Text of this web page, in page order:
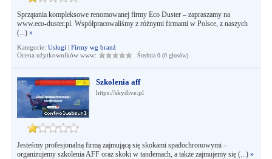
Sprzątania kompleksowe renomowanej firmy Eco Duster – zapraszamy na
www.eco-duster.pl. Współpracowaliśmy z różnymi firmami w Polsce, z naszych
(...) »
Kategorie: Usługi | Firmy wg branż
Ocena użytkowników www:
Średnia 0 (0 głosów)
Szkolenia aff
https://skydive.pl
Jesteśmy profesjonalną firmą zajmującą się skokami spadochronowymi –
organizujemy szkolenia AFF oraz skoki w tandemach, a także zajmujemy się (...) »